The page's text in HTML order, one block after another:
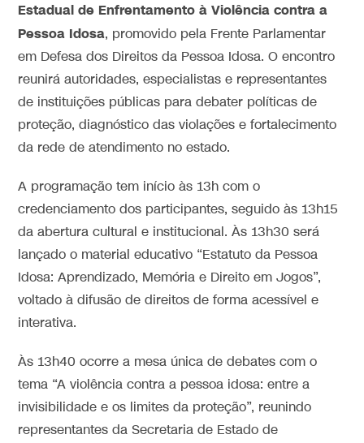
Estadual de Enfrentamento à Violência contra a
Pessoa Idosa, promovido pela Frente Parlamentar
em Defesa dos Direitos da Pessoa Idosa. O encontro
reunirá autoridades, especialistas e representantes
de instituições públicas para debater políticas de
proteção, diagnóstico das violações e fortalecimento
da rede de atendimento no estado.
A programação tem início às 13h com o
credenciamento dos participantes, seguido às 13h15
da abertura cultural e institucional. Às 13h30 será
lançado o material educativo “Estatuto da Pessoa
Idosa: Aprendizado, Memória e Direito em Jogos”,
voltado à difusão de direitos de forma acessível e
interativa.
Às 13h40 ocorre a mesa única de debates com o
tema “A violência contra a pessoa idosa: entre a
invisibilidade e os limites da proteção”, reunindo
representantes da Secretaria de Estado de